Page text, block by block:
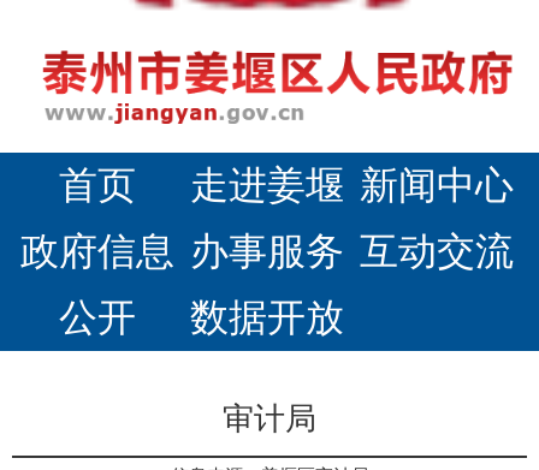
首页 走进姜堰 新闻中心
政府信息
公开
办事服务 互动交流
数据开放
审计局